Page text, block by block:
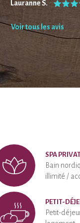
Lauranne S.
Voir tous les avis
SPA
Bain
illimité /
PETIT-
Petit-